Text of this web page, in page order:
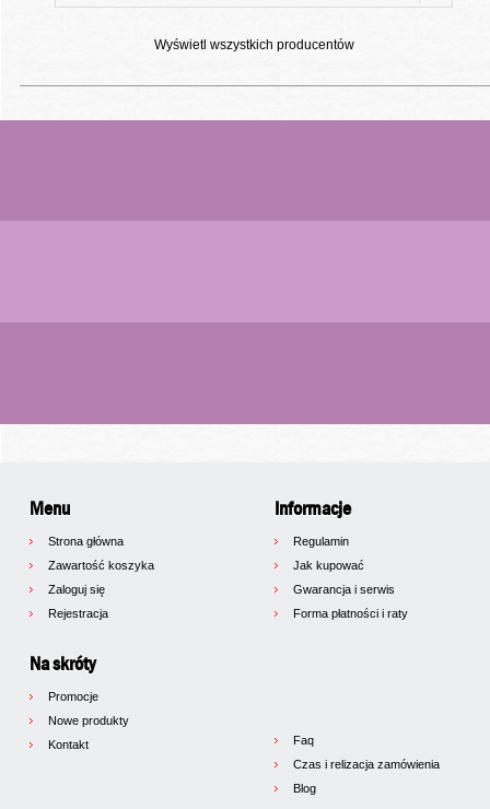
Wyświetl wszystkich producentów
Menu
Strona główna
Zawartość koszyka
Zaloguj się
Rejestracja
Na skróty
Promocje
Nowe produkty
Kontakt
Informacje
Regulamin
Jak kupować
Gwarancja i serwis
Forma płatności i raty
Faq
Czas i relizacja zamówienia
Blog